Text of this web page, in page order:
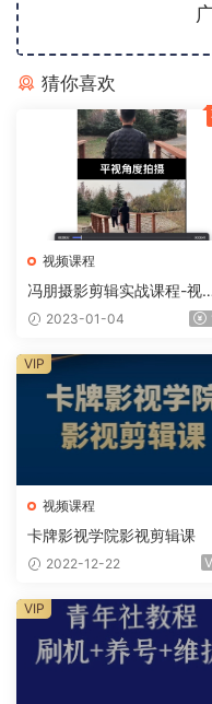
猜你喜欢
视频课程
冯朋摄影剪辑实战课程-视
课程2023-01-04
视频课程
卡牌影视学院影视剪辑课
2022-12-22
VIP
VIP